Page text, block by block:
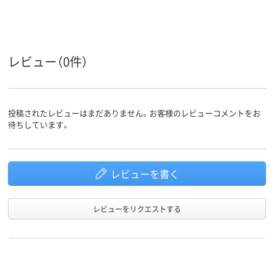
レビュー（0件）
投稿されたレビューはまだありません。お客様のレビューコメントをお
待ちしています。
レビューを書く
レビューをリクエストする